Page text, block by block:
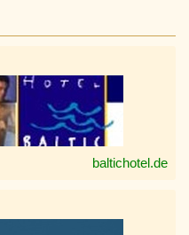
baltichotel.de